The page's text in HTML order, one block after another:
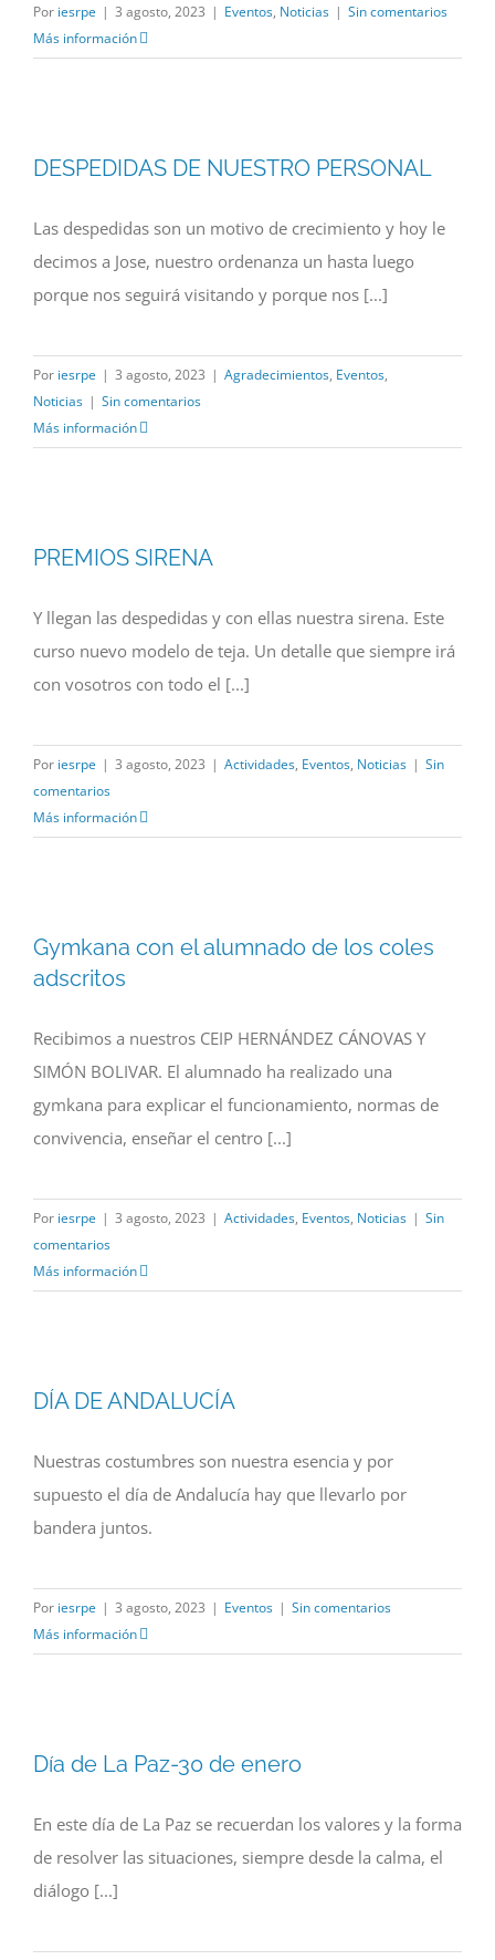
Por iesrpe | 3 agosto, 2023 | Eventos, Noticias | Sin comentarios
Más información
DESPEDIDAS DE NUESTRO PERSONAL
Las despedidas son un motivo de crecimiento y hoy le
decimos a Jose, nuestro ordenanza un hasta luego
porque nos seguirá visitando y porque nos [...]
Por iesrpe | 3 agosto, 2023 | Agradecimientos, Eventos,
Noticias | Sin comentarios
Más información
PREMIOS SIRENA
Y llegan las despedidas y con ellas nuestra sirena. Este
curso nuevo modelo de teja. Un detalle que siempre irá
con vosotros con todo el [...]
Por iesrpe | 3 agosto, 2023 | Actividades, Eventos, Noticias | Sin
comentarios
Más información
Gymkana con el alumnado de los coles
adscritos
Recibimos a nuestros CEIP HERNÁNDEZ CÁNOVAS Y
SIMÓN BOLIVAR. El alumnado ha realizado una
gymkana para explicar el funcionamiento, normas de
convivencia, enseñar el centro [...]
Por iesrpe | 3 agosto, 2023 | Actividades, Eventos, Noticias | Sin
comentarios
Más información
DÍA DE ANDALUCÍA
Nuestras costumbres son nuestra esencia y por
supuesto el día de Andalucía hay que llevarlo por
bandera juntos.
Por iesrpe | 3 agosto, 2023 | Eventos | Sin comentarios
Más información
Día de La Paz-30 de enero
En este día de La Paz se recuerdan los valores y la forma
de resolver las situaciones, siempre desde la calma, el
diálogo [...]